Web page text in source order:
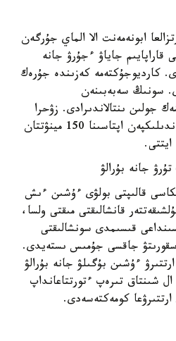
ابونەمەنت الا الماي جۇرگەن
قاراپايىم جاياۋ ءجۇرۋ جانە
كارديوجۇكتەمە كەزىندە جۇرەك
سونىڭ سەبەبىنەن
جولىن ىنتالاندىرادى. زۋحرا
پاۆلوۆا جەڭىل اەروبتى بەلسەندىلىكپەن اپتاسىنا 150 مينۋتتان
جانە بۇرالۋ
قالىپتى بولۋى ءۇشىن ءىش
قانشالىقتى مىقتى ولسا،
قىسىمدى سونشالىقتى
جاقسى جۇمىس ىستەيدى.
ءۇشىن بۇگىلۋ جانە بۇرالۋ
شىنتاق تىرەپ ءتورتتاعانداپ
كومەكتەسەدى.